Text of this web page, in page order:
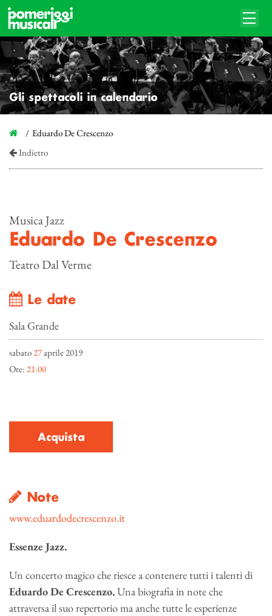
Gli spettacoli in calendario
Eduardo De Crescenzo
Indietro
Musica Jazz
Eduardo De Crescenzo
Teatro Dal Verme
Le date
Sala Grande
sabato27aprile 2019
Ore: 21:00
Acquista
Note
www.eduardodecrescenzo.it
Essenze Jazz.
Un concerto magico che riesce a contenere tutti i talenti di
Eduardo De Crescenzo.Una biografia in note che
attraversa il suo repertorio ma anche tutte le esperienze